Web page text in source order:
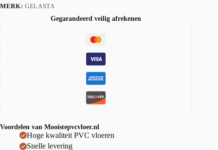
MERK: GELASTA
Gegarandeerd veilig afrekenen
Voordelen van Mooistepvcvloer.nl
Hoge kwaliteit PVC vloeren
Snelle levering